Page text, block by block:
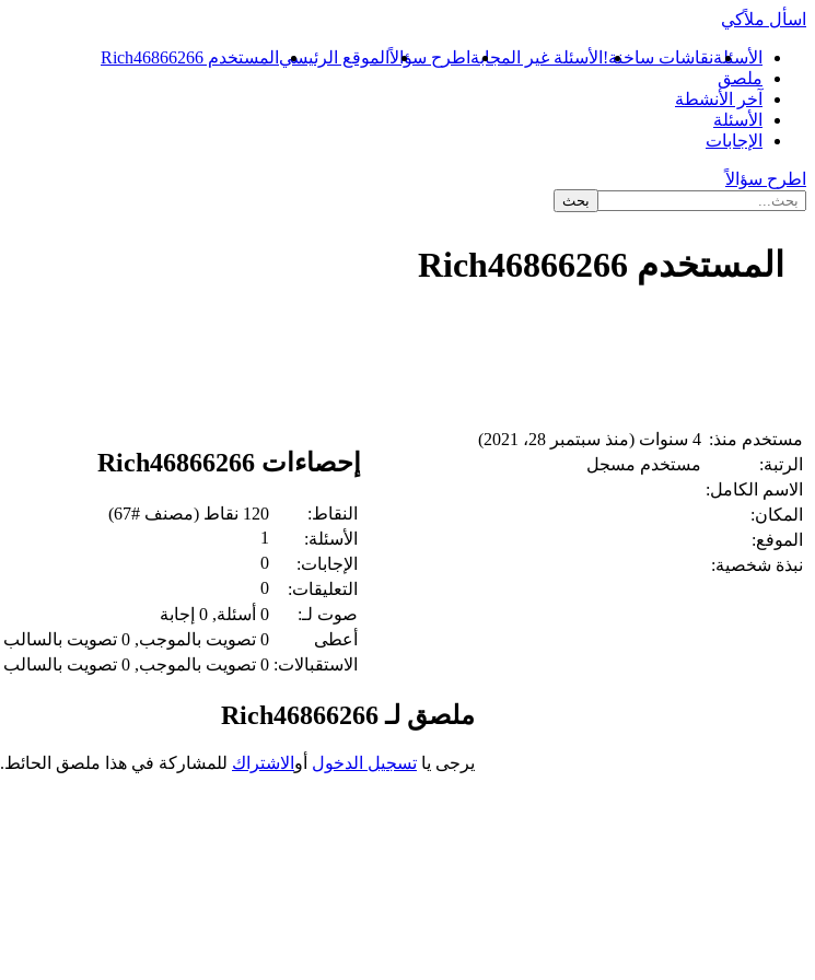
اسأل ملاًكي
الأسئلةنقاشات ساخنة! الأسئلة غير المجابة اطرح سؤالاًالموقع الرئيسي المستخدم Rich46866266
ملصق
آخر الأنشطة
الأسئلة
الإجابات
اطرح سؤالاً
المستخدم Rich46866266
مستخدم منذ: 4 سنوات (منذ سبتمبر 28، 2021)
الرتبة:
مستخدم مسجل
الاسم الكامل:
المكان:
الموفع:
نبذة شخصية:
إحصاءات Rich46866266
النقاط: 120 نقاط (مصنف #67
)
الأسئلة:
1
الإجابات:
0
التعليقات:
0
صوت لـ:
0 أسئلة, 0 إجابة
أعطى
0 تصويت بالموجب, 0 تصويت بالسالب
الاستقبالات: 0 تصويت بالموجب, 0 تصويت بالسالب
ملصق لـ Rich46866266
يرجى يا تسجيل الدخول أو الاشتراك للمشاركة في هذا ملصق الحائط.